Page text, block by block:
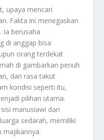
upaya mencari
Fakta ini menegaskan
Ia berusaha
di anggap bisa
orang terdekat
di gambarkan penuh
dan rasa takut
kondisi seperti itu,
pilihan utama.
manusiawi dari
sedarah, memiliki
majikannya.